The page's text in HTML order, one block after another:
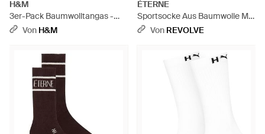
H&M
3er-Pack Baumwolltangas -
Schwarz
Von H&M
ÉTERNE
Sportsocke Aus Baumwolle Mit
Logo - Weiß
Von REVOLVE